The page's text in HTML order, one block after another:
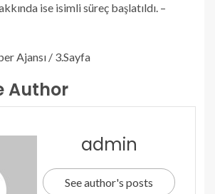
ise isimli süreç başlatıldı. –
Ajansı / 3.Sayfa
Author
admin
See author's posts